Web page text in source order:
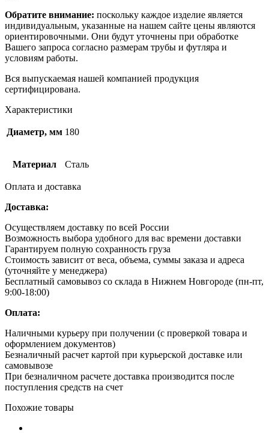
Обратите внимание: поскольку каждое изделие является
индивидуальным, указанные на нашем сайте цены являются
ориентировочными. Они будут уточнены при обработке
Вашего запроса согласно размерам трубы и футляра и
условиям работы.
Вся выпускаемая нашей компанией продукция
сертифицирована.
Характеристики
Диаметр, мм 180
Материал Сталь
Оплата и доставка
Доставка:
Осуществляем доставку по всей России
Возможность выбора удобного для вас времени доставки
Гарантируем полную сохранность груза
Стоимость зависит от веса, объема, суммы заказа и адреса
(уточняйте у менеджера)
Бесплатный самовывоз со склада в Нижнем Новгороде (пн-пт,
9:00-18:00)
Оплата:
Наличными курьеру при получении (с проверкой товара и
оформлением документов)
Безналичный расчет картой при курьерской доставке или
самовывозе
При безналичном расчете доставка производится после
поступления средств на счет
Похожие товары